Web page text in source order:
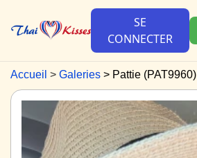
SE
CONNECTER
Accueil Galeries Pattie (PAT9960)